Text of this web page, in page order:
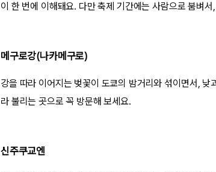
이 한 번에 이해돼요. 다만 축제 기간에는 사람으로 붐벼
메구로강(나카메구로)
강을 따라 이어지는 벚꽃이 도쿄의 밤거리와 섞이면서,
라 불리는 곳으로 꼭 방문해 보세요.
신주쿠교엔